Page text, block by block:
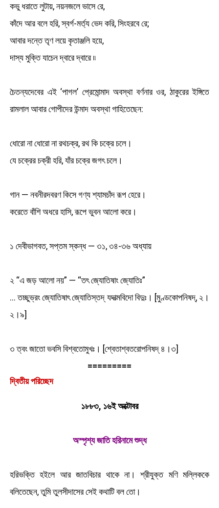
কভু ধরাতে লুটায়, নয়নজলে ভাসে রে,
কাঁদে আর বলে হরি, স্বর্গ-মর্ত্য ভেদ করি, সিংহরবে রে;
আবার দন্তে তৃণ লয়ে কৃতাঞ্জলি হয়ে,
দাস্য মুক্তি যাচেন দ্বারে দ্বারে ৷৷
চৈতন্যদেবের এই ‘পাগল’ প্রেমোন্মাদ অবস্থা বর্ণনার ওর, ঠাকুরের ইঙ্গিতে
রামলাল আবার গোপীদের উন্মাদ অবস্থা গাহিতেছেন:
ধোরো না ধোরো না রথচক্র, রথ কি চক্রে চলে।
যে চক্রের চক্রী হরি, যাঁর চক্রে জগৎ চলে।
গান — নবনীরদবরণ কিসে গণ্য শ্যামচাঁদ রূপ হেরে।
করেতে বাঁশি অধরে হাসি, রূপে ভুবন আলো করে।
১ দেবীভাগবত, সপ্তম স্কন্ধ — ৩১, ৩৪-৩৬ অধ্যায়
২ “এ জড় আলো নয়” — “তৎ জ্যোতিষাং জ্যোতিঃ”
… তচ্ছুভ্রং জ্যোতিষাৎ জ্যোতিস্তদ্‌ যদাত্মবিদো বিদুঃ। [মুণ্ডকোপনিষদ্‌, ২।
২।৯]
৩ ত্বং জাতো ভবসি বিশ্বতোমুখঃ। [শ্বেতাশ্বতরোপনিষদ্‌ ৪।৩]
=========
দ্বিতীয় পরিচ্ছেদ
১৮৮৩, ১৬ই অক্টোবর
অস্পৃশ্য জাতি হরিনামে শুদ্ধ
হরিভক্তি হইলে আর জাতবিচার থাকে না। শ্রীযুক্ত মণি মল্লিককে
বলিতেছেন, তুমি তুলসীদাসের সেই কথাটি বল তো।